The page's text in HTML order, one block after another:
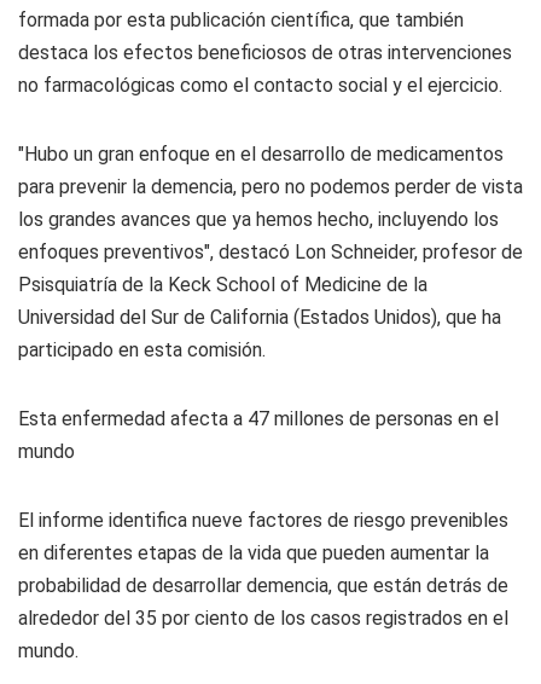
formada por esta publicación científica, que también
destaca los efectos beneficiosos de otras intervenciones
no farmacológicas como el contacto social y el ejercicio.
"Hubo un gran enfoque en el desarrollo de medicamentos
para prevenir la demencia, pero no podemos perder de vista
los grandes avances que ya hemos hecho, incluyendo los
enfoques preventivos", destacó Lon Schneider, profesor de
Psisquiatría de la Keck School of Medicine de la
Universidad del Sur de California (Estados Unidos), que ha
participado en esta comisión.
Esta enfermedad afecta a 47 millones de personas en el
mundo
El informe identifica nueve factores de riesgo prevenibles
en diferentes etapas de la vida que pueden aumentar la
probabilidad de desarrollar demencia, que están detrás de
alrededor del 35 por ciento de los casos registrados en el
mundo.